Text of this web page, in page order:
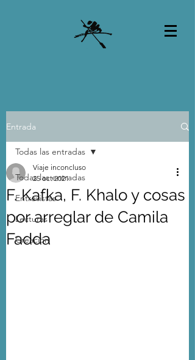
Entrada
Todas las entradas
Entrevistas
Lecturas
Creación
Todas las entradas
F. Kafka, F. Khalo y cosas
por arreglar de Camila
Fadda
Viaje inconcluso
25 oct 2021